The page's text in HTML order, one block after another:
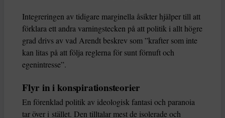
Integreringen av tidigare marginella åsikter hjälper till att
förklara ett andra varningstecken på att politik i allt högre
grad drivs av vad Arendt beskrev som ”krafter som inte
kan litas på att följa reglerna för sunt förnuft och
egenintresse”.
Flyr in i konspirationsteorier
En förenklad politik av ideologisk fantasi och paranoia
tar över i stället. Den tilltalar mest de isolerade och